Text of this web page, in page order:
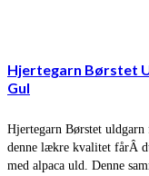
Hjertegarn Børstet
Gul
Hjertegarn Børstet
denne lækre kvalitet fårÂ
med alpaca uld. Denne